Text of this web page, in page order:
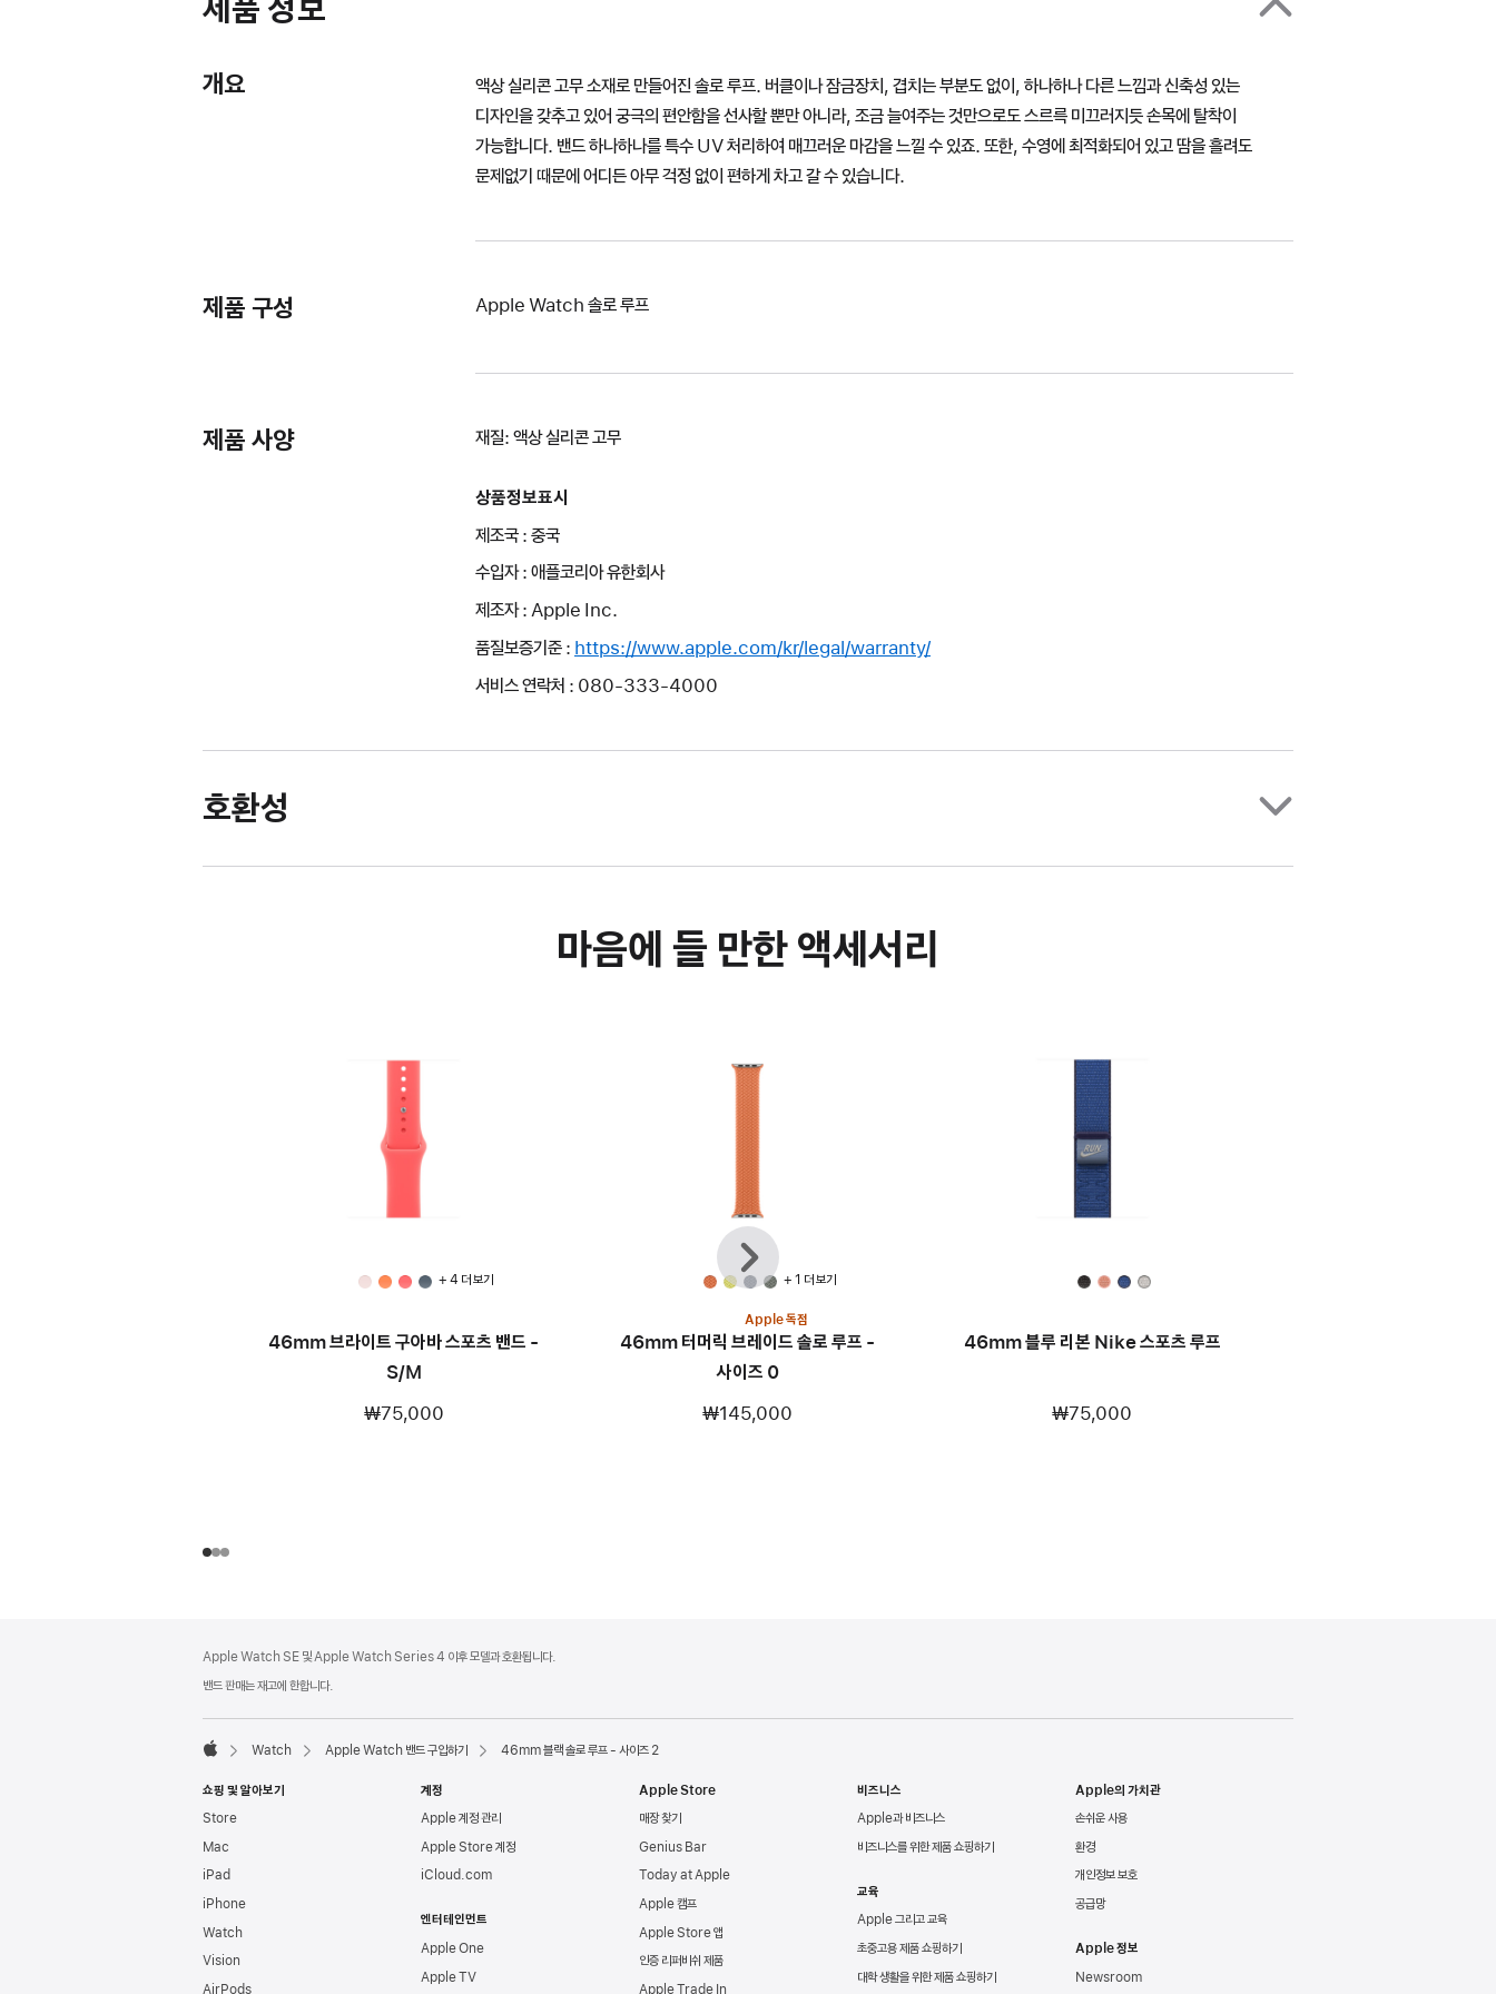
개요
액상 실리콘 고무 소재로 만들어진 솔로 루프. 버클이나 잠금장치, 겹치는 부분도 없이, 하나하나 다른 느낌과 신축성 있는
디자인을 갖추고 있어 궁극의 편안함을 선사할 뿐만 아니라, 조금 늘여주는 것만으로도 스르륵 미끄러지듯 손목에 탈착이
가능합니다. 밴드 하나하나를 특수 UV 처리하여 매끄러운 마감을 느낄 수 있죠. 또한, 수영에 최적화되어 있고 땀을 흘려도
문제없기 때문에 어디든 아무 걱정 없이 편하게 차고 갈 수 있습니다.
제품 구성 Apple Watch 솔로 루프
제품 사양 재질: 액상 실리콘 고무
상품정보표시
제조국 : 중국
수입자 : 애플코리아 유한회사
제조자 : Apple Inc.
품질보증기준 : https://www.apple.com/kr/legal/warranty/
서비스 연락처 : 080-333-4000
호환성
마음에 들 만한 액세서리
+ 4 더 보기
46mm 브라이트 구아바 스포츠 밴드 -
S/M
₩75,000
+ 1 더 보기
Apple 독점
46mm 터머릭 브레이드 솔로 루프 -
사이즈 0
₩145,000
46mm 블루 리본 Nike 스포츠 루프
₩75,000
이전
다음
Apple Watch SE 및 Apple Watch Series 4 이후 모델과 호환됩니다.
밴드 판매는 재고에 한합니다.
Watch Apple Watch 밴드 구입하기 46mm 블랙 솔로 루프 - 사이즈 2
쇼핑 및 알아보기
Store
Mac
iPad
iPhone
Watch
Vision
AirPods
계정
Apple 계정 관리
Apple Store 계정
iCloud.com
엔터테인먼트
Apple One
Apple TV
Apple Store
매장 찾기
Genius Bar
Today at Apple
Apple 캠프
Apple Store 앱
인증 리퍼비쉬 제품
Apple Trade In
비즈니스
Apple과 비즈니스
비즈니스를 위한 제품 쇼핑하기
교육
Apple 그리고 교육
초중고용 제품 쇼핑하기
대학 생활을 위한 제품 쇼핑하기
Apple의 가치관
손쉬운 사용
환경
개인정보 보호
공급망
Apple 정보
Newsroom